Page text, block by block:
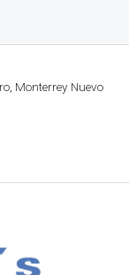
Monterrey Nuevo